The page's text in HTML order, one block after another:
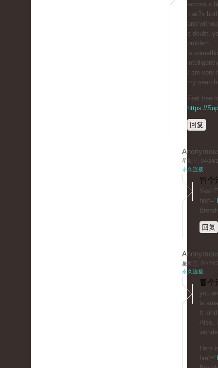
across a
that?s
and
a doubt,
problem
is
I am
my
Feel free
https://
回复
星期三, 04/24/
永久连接
冒个
Yes!
href="
回复
星期三, 04/24/
永久连接
冒个
you
is
It
Also,
Here
href="